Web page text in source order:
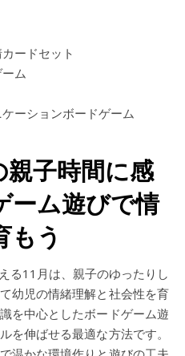
ードセット
ム
ーションボードゲーム
親子時間に感
ーム遊びで情
もう
る11月は、親子のゆったりし
幼児の情緒理解と社会性を育
を中心としたボードゲーム遊
を伸ばせる最適な方法です。